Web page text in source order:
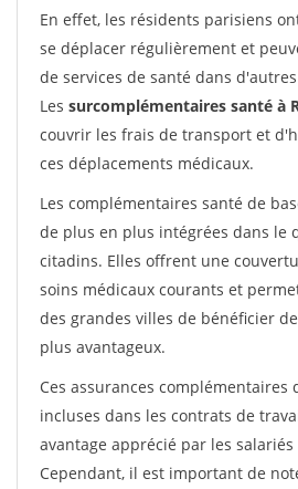
En effet, les résidents parisiens
se déplacer régulièrement et
de services de santé dans
Les surcomplémentaires santé à
couvrir les frais de transport et
ces déplacements médicaux.
Les complémentaires santé de
de plus en plus intégrées dans le
citadins. Elles offrent une
soins médicaux courants et
des grandes villes de bénéficier
plus avantageux.
Ces assurances complémentaires
incluses dans les contrats de
avantage apprécié par les salariés
Cependant, il est important de